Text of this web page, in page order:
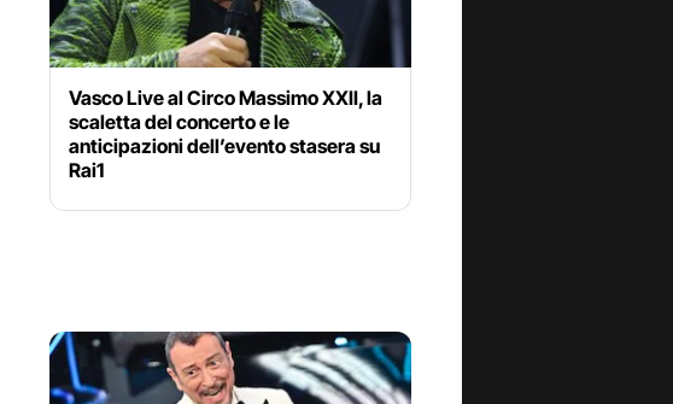
Vasco Live al Circo Massimo XXII, la
scaletta del concerto e le
anticipazioni dell’evento stasera su
Rai1